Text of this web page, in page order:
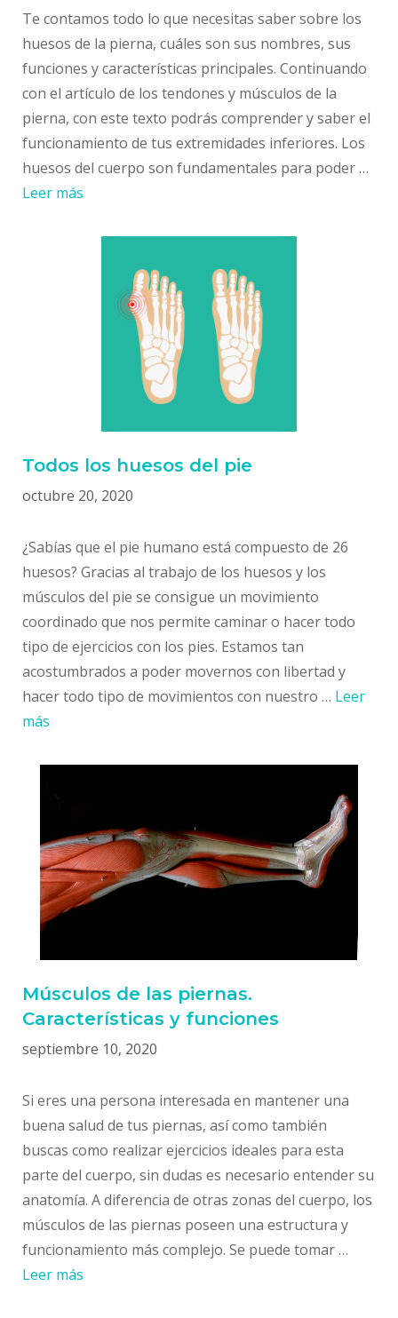
Te contamos todo lo que necesitas saber sobre los
huesos de la pierna, cuáles son sus nombres, sus
funciones y características principales. Continuando
con el artículo de los tendones y músculos de la
pierna, con este texto podrás comprender y saber el
funcionamiento de tus extremidades inferiores. Los
huesos del cuerpo son fundamentales para poder …
Leer más
Todos los huesos del pie
octubre 20, 2020
¿Sabías que el pie humano está compuesto de 26
huesos? Gracias al trabajo de los huesos y los
músculos del pie se consigue un movimiento
coordinado que nos permite caminar o hacer todo
tipo de ejercicios con los pies. Estamos tan
acostumbrados a poder movernos con libertad y
hacer todo tipo de movimientos con nuestro … Leer
más
Músculos de las piernas.
Características y funciones
septiembre 10, 2020
Si eres una persona interesada en mantener una
buena salud de tus piernas, así como también
buscas como realizar ejercicios ideales para esta
parte del cuerpo, sin dudas es necesario entender su
anatomía. A diferencia de otras zonas del cuerpo, los
músculos de las piernas poseen una estructura y
funcionamiento más complejo. Se puede tomar …
Leer más